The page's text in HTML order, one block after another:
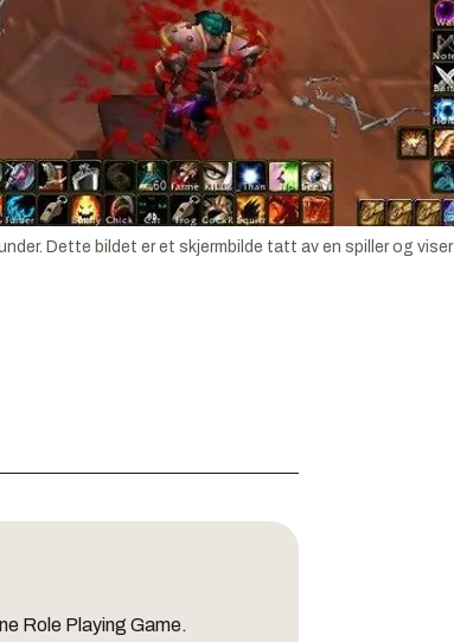
Dette bildet er et skjermbilde tatt av en spiller og viser
Role Playing Game.